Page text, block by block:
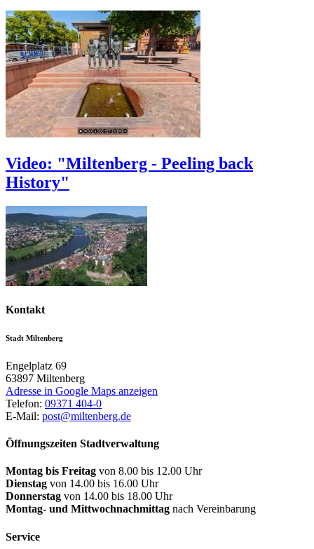
Video: "Miltenberg - Peeling back
History"
Kontakt
Stadt Miltenberg
Engelplatz 69
63897 Miltenberg
Adresse in Google Maps anzeigen
Telefon: 09371 404-0
E-Mail: post@miltenberg.de
Öffnungszeiten Stadtverwaltung
Montag bis Freitag von 8.00 bis 12.00 Uhr
Dienstag von 14.00 bis 16.00 Uhr
Donnerstag von 14.00 bis 18.00 Uhr
Montag- und Mittwochnachmittag nach Vereinbarung
Service